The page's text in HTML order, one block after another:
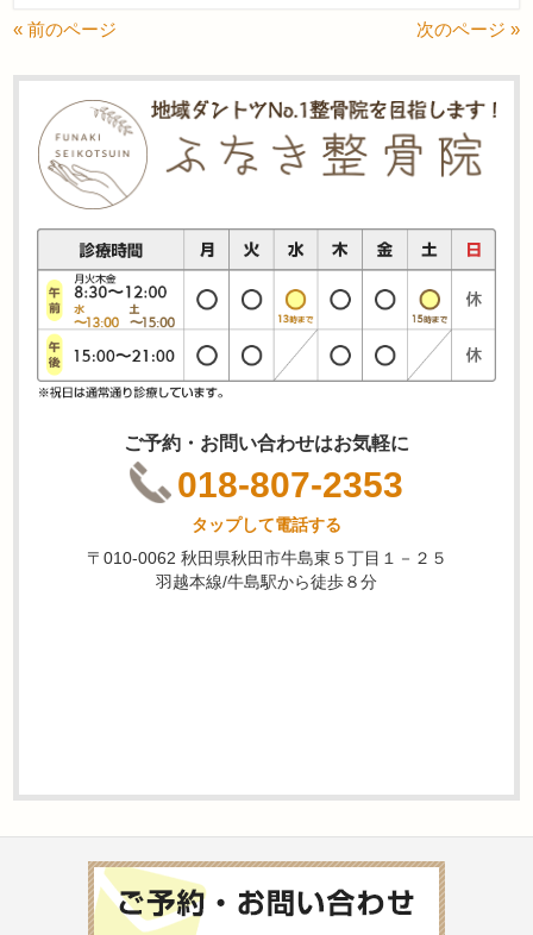
« 前のページ 次のページ »
ご予約・お問い合わせはお気軽に
018-807-2353
タップして電話する
〒010-0062 秋田県秋田市牛島東５丁目１－２５
羽越本線/牛島駅から徒歩８分